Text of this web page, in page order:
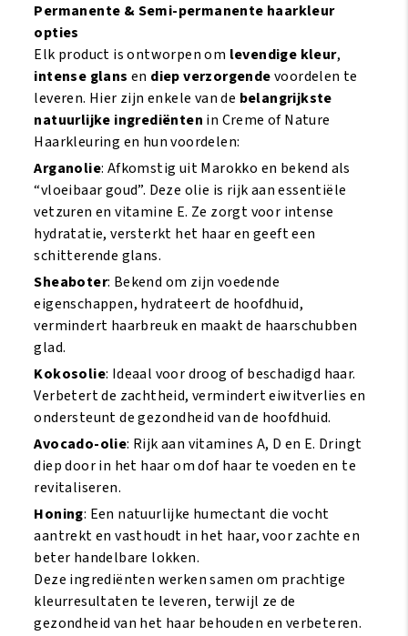
Permanente & Semi-permanente haarkleur
opties
Elk product is ontworpen om levendige kleur,
intense glans en diep verzorgendevoordelen te
leveren. Hier zijn enkele van de belangrijkste
natuurlijke ingrediënten in Creme of Nature
Haarkleuring en hun voordelen:
Arganolie: Afkomstig uit Marokko en bekend als
“vloeibaar goud”. Deze olie is rijk aan essentiële
vetzuren en vitamine E. Ze zorgt voor intense
hydratatie, versterkt het haar en geeft een
schitterende glans.
Sheaboter: Bekend om zijn voedende
eigenschappen, hydrateert de hoofdhuid,
vermindert haarbreuk en maakt de haarschubben
glad.
Kokosolie: Ideaal voor droog of beschadigd haar.
Verbetert de zachtheid, vermindert eiwitverlies en
ondersteunt de gezondheid van de hoofdhuid.
Avocado-olie: Rijk aan vitamines A, D en E. Dringt
diep door in het haar om dof haar te voeden en te
revitaliseren.
Honing: Een natuurlijke humectant die vocht
aantrekt en vasthoudt in het haar, voor zachte en
beter handelbare lokken.
Deze ingrediënten werken samen om prachtige
kleurresultaten te leveren, terwijl ze de
gezondheid van het haar behouden en verbeteren.